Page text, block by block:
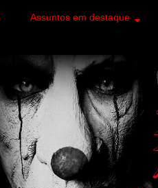
Assuntos em destaque